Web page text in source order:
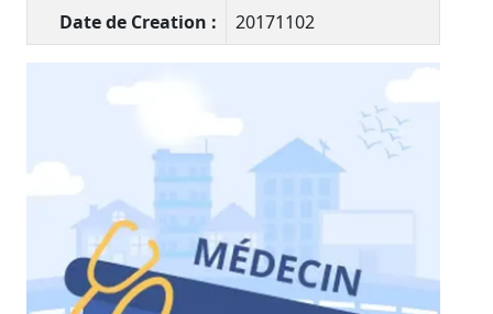
Date de Creation :
20171102